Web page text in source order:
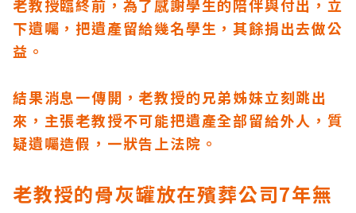
老教授臨終前，為了感謝學生的陪伴與付出，立
下遺囑，把遺產留給幾名學生，其餘捐出去做公
益。
結果消息一傳開，老教授的兄弟姊妹立刻跳出
來，主張老教授不可能把遺產全部留給外人，質
疑遺囑造假，一狀告上法院。
老教授的骨灰罐放在殯葬公司7年無